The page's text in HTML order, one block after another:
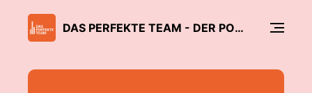
DAS PERFEKTE TEAM - DER PODCAST